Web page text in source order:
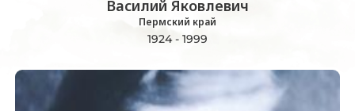
Василий Яковлевич
Пермский край
1924 - 1999